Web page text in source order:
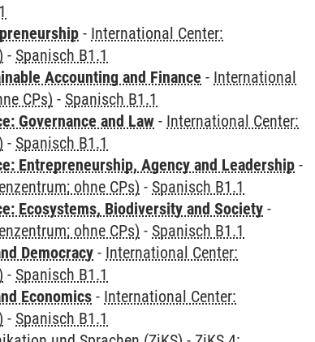
- International Center:
- Spanisch B1.1
Accounting and Finance - International
CPs) - Spanisch B1.1
Governance and Law - International Center:
- Spanisch B1.1
Entrepreneurship, Agency and Leadership -
ohne CPs) - Spanisch B1.1
Ecosystems, Biodiversity and Society -
ohne CPs) - Spanisch B1.1
Democracy - International Center:
- Spanisch B1.1
Economics - International Center:
- Spanisch B1.1